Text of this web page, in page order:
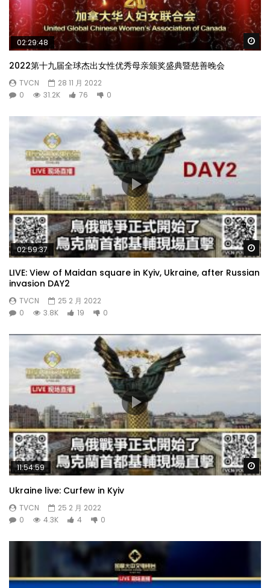
02:29:48
2022第十九届全球杰出女性优秀母亲颁奖盛典暨慈善晚会
TVCN
28 11 月 2022
0
31.2K 76 0
02:59:37
LIVE: View of Maidan square in Kyiv, Ukraine, after Russian
invasion DAY2
TVCN
25 2 月 2022
0
3.8K 19 0
11:54:59
Ukraine live: Curfew in Kyiv
TVCN
25 2 月 2022
0
4.3K 4 0